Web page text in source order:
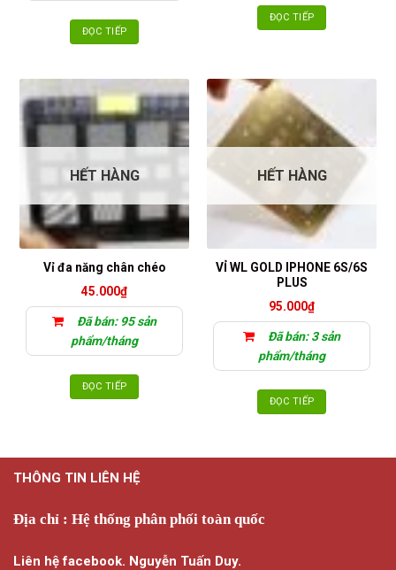
ĐỌC TIẾP
ĐỌC TIẾP
HẾT HÀNG
Vỉ đa năng chân chéo
45.000₫
Đã bán: 95 sản
phẩm/tháng
ĐỌC TIẾP
HẾT HÀNG
VỈ WL GOLD IPHONE 6S/6S
PLUS
95.000₫
Đã bán: 3 sản
phẩm/tháng
ĐỌC TIẾP
THÔNG TIN LIÊN HỆ
Địa chỉ : Hệ thống phân phối toàn quốc
Liên hệ facebook. Nguyễn Tuấn Duy.